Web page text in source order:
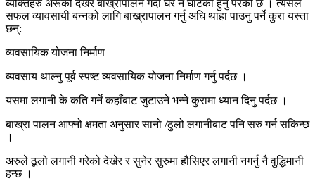
व्यक्तिहरु अरूको देखेर बाख्रापालन गर्दा घर न घाटको हुनु परेको छ । त्यसैले
सफल व्यावसायी बन्नको लागि बाख्रापालन गर्नु अघि थाहा पाउनु पर्ने कुरा यस्ता
छन्:
व्यवसायिक योजना निर्माण
व्यवसाय थाल्नु पूर्व स्पष्ट व्यवसायिक योजना निर्माण गर्नु पर्दछ ।
यसमा लगानी के कति गर्ने कहाँबाट जुटाउने भन्ने कुरामा ध्यान दिनु पर्दछ ।
बाख्रा पालन आफ्नो क्षमता अनुसार सानो /ठुलो लगानीबाट पनि सरु गर्न सकिन्छ
।
अरुले ठूलो लगानी गरेको देखेर र सुनेर सुरुमा हौसिएर लगानी नगर्नु नै वुद्धिमानी
हन्छ ।